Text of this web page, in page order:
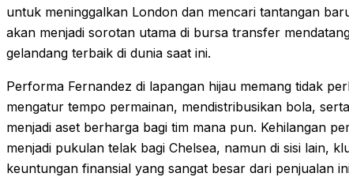
untuk meninggalkan London dan mencari tantangan
akan menjadi sorotan utama di bursa transfer
gelandang terbaik di dunia saat ini.
Performa Fernandez di lapangan hijau memang tidak
mengatur tempo permainan, mendistribusikan bola,
menjadi aset berharga bagi tim mana pun. Kehilangan
menjadi pukulan telak bagi Chelsea, namun di sisi lain,
keuntungan finansial yang sangat besar dari penjualan